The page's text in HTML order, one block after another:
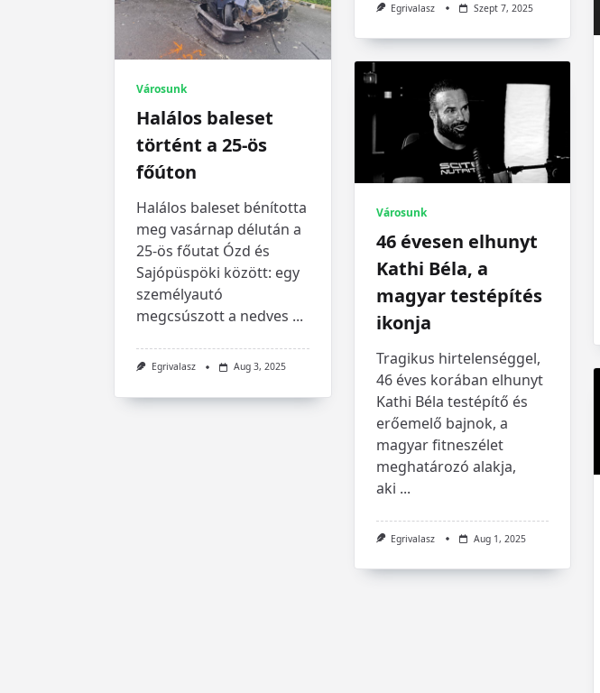
Egrivalasz Szept 7, 2025
Városunk
Halálos baleset
történt a 25-ös
főúton
Halálos baleset bénította
meg vasárnap délután a
25-ös főutat Ózd és
Sajópüspöki között: egy
személyautó
megcsúszott a nedves ...
Egrivalasz Aug 3, 2025
Városunk
46 évesen elhunyt
Kathi Béla, a
magyar testépítés
ikonja
Tragikus hirtelenséggel,
46 éves korában elhunyt
Kathi Béla testépítő és
erőemelő bajnok, a
magyar fitneszélet
meghatározó alakja,
aki ...
Egrivalasz Aug 1, 2025